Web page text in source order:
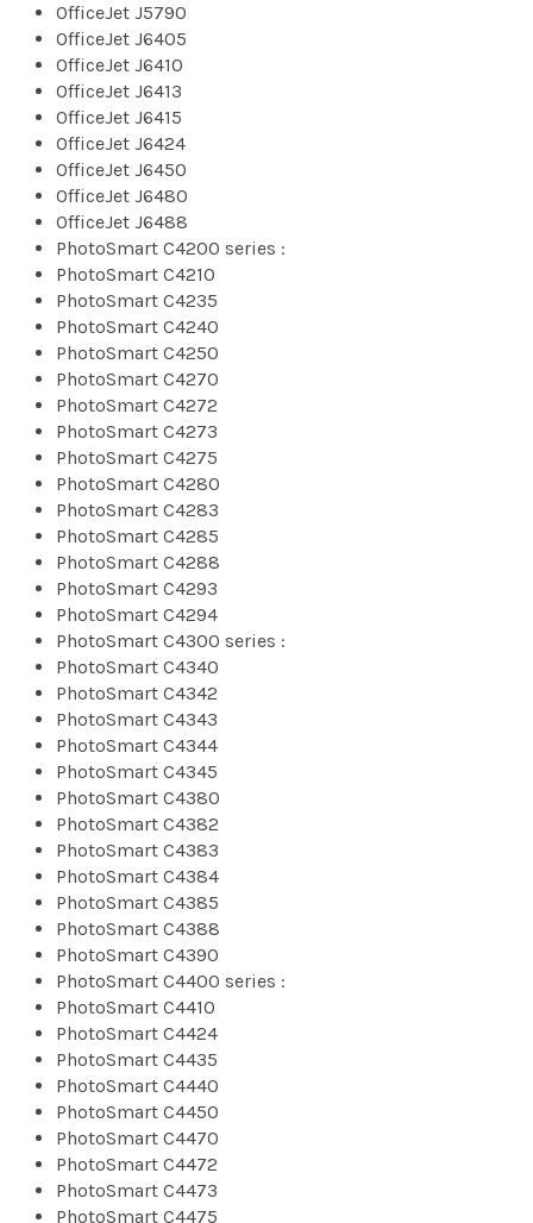
OfficeJet J5790
OfficeJet J6405
OfficeJet J6410
OfficeJet J6413
OfficeJet J6415
OfficeJet J6424
OfficeJet J6450
OfficeJet J6480
OfficeJet J6488
PhotoSmart C4200 series :
PhotoSmart C4210
PhotoSmart C4235
PhotoSmart C4240
PhotoSmart C4250
PhotoSmart C4270
PhotoSmart C4272
PhotoSmart C4273
PhotoSmart C4275
PhotoSmart C4280
PhotoSmart C4283
PhotoSmart C4285
PhotoSmart C4288
PhotoSmart C4293
PhotoSmart C4294
PhotoSmart C4300 series :
PhotoSmart C4340
PhotoSmart C4342
PhotoSmart C4343
PhotoSmart C4344
PhotoSmart C4345
PhotoSmart C4380
PhotoSmart C4382
PhotoSmart C4383
PhotoSmart C4384
PhotoSmart C4385
PhotoSmart C4388
PhotoSmart C4390
PhotoSmart C4400 series :
PhotoSmart C4410
PhotoSmart C4424
PhotoSmart C4435
PhotoSmart C4440
PhotoSmart C4450
PhotoSmart C4470
PhotoSmart C4472
PhotoSmart C4473
PhotoSmart C4475